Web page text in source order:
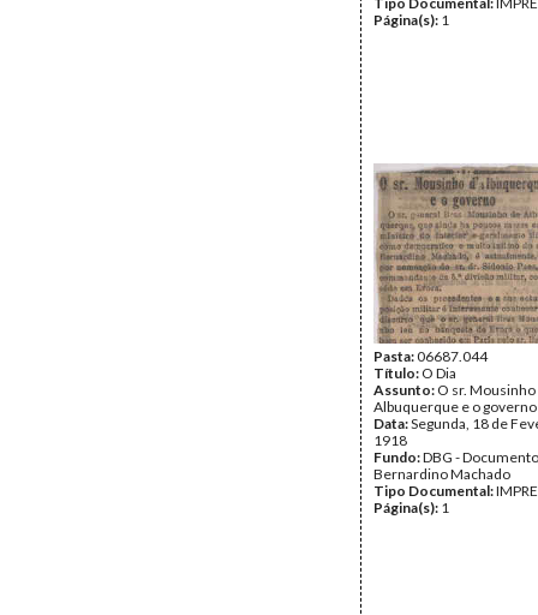
Página(s): 1
Pasta:06687.044
Título: O Dia
Assunto: O sr. Mousinho
Albuquerque e o governo
Data:Segunda, 18 de
1918
Fundo:DBG -
Bernardino Machado
Tipo Documental:
Página(s): 1